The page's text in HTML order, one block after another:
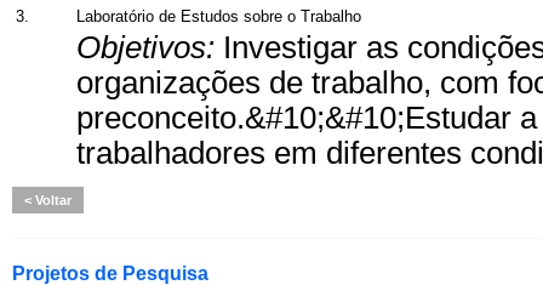
3. Laboratório de Estudos sobre o Trabalho
Objetivos: Investigar as
organizações de trabalho, com
preconceito.&#10;&#10;Estudar
trabalhadores em diferentes
Voltar
Projetos de Pesquisa